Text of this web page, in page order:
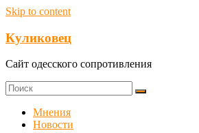
Skip to content
Куликовец
Сайт одесского сопротивления
Мнения
Новости